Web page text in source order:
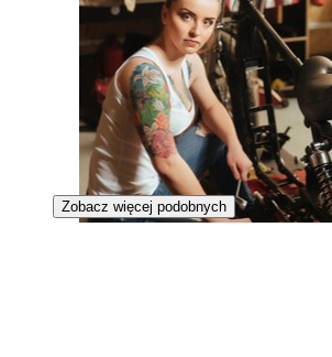
Zobacz więcej podobnych